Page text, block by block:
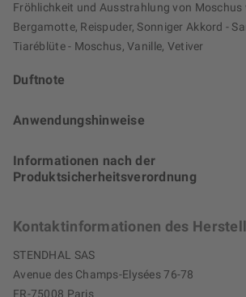
Fröhlichkeit und Ausstrahlung von Moschus
Bergamotte, Reispuder, Sonniger Akkord -
Tiaréblüte - Moschus, Vanille, Vetiver
Duftnote
Anwendungshinweise
Informationen nach der
Produktsicherheitsverordnung
Kontaktinformationen des
STENDHAL SAS
Avenue des Champs-Elysées 76-78
FR-75008 Paris